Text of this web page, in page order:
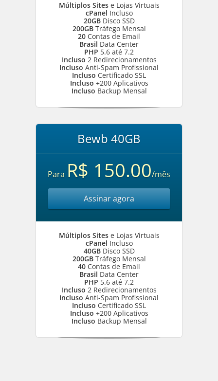
Múltiplos Sitese Lojas Virtuais
cPanel Incluso
20GBDisco SSD
200GBTráfego Mensal
20 Contas de Email
Brasil Data Center
PHP 5.6 até 7.2
Incluso 2 Redirecionamentos
Incluso Anti-Spam Profissional
Incluso Certificado SSL
Incluso +200 Aplicativos
Incluso Backup Mensal
Bewb 40GB
Para R$ 150.00/mês
Assinar agora
Múltiplos Sitese Lojas Virtuais
cPanel Incluso
40GBDisco SSD
200GBTráfego Mensal
40 Contas de Email
Brasil Data Center
PHP 5.6 até 7.2
Incluso 2 Redirecionamentos
Incluso Anti-Spam Profissional
Incluso Certificado SSL
Incluso +200 Aplicativos
Incluso Backup Mensal